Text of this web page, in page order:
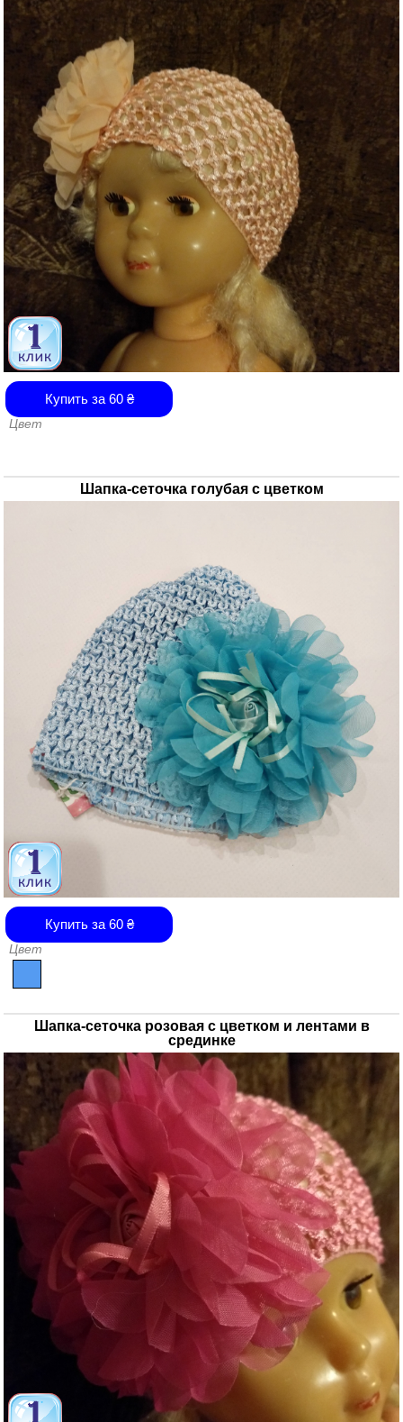
Купить за 60₴
Цвет
Шапка-сеточка голубая с цветком
Купить за 60₴
Цвет
Шапка-сеточка розовая с цветком и лентами в
срединке